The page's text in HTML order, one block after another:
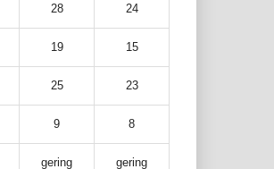
28 24
19 15
25 23
9 8
gering gering